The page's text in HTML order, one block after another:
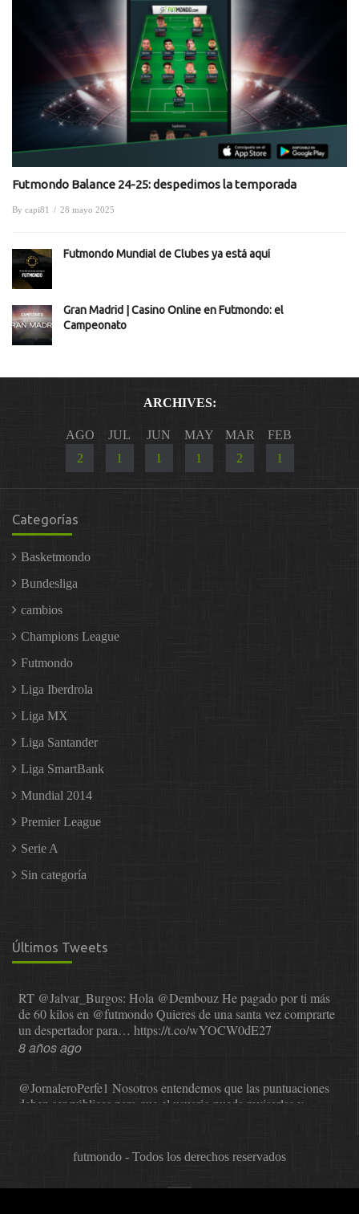
Futmondo Balance 24-25: despedimos la temporada
By capi81 / 28 mayo 2025
Futmondo Mundial de Clubes ya está aquí
Gran Madrid | Casino Online en Futmondo: el
Campeonato
ARCHIVES:
AGO
2
JUL
1
JUN
1
MAY
1
MAR
2
FEB
1
Categorías
Basketmondo
Bundesliga
cambios
Champions League
Futmondo
Liga Iberdrola
Liga MX
Liga Santander
Liga SmartBank
Mundial 2014
Premier League
Serie A
Sin categoría
Últimos Tweets
RT @Jalvar_Burgos: Hola @DembouzHe pagado por ti más
de 60 kilos en @futmondoQuieres de una santa vez comprarte
un despertador para… https://t.co/wYOCW0dE27
8 años ago
@JornaleroPerfe1 Nosotros entendemos que las puntuaciones
deben ser públicas para que el usuario pueda revisarlas y…
de valorar, se probó a Cope en el mundial. La satisfacción…
futmondo - Todos los derechos reservados